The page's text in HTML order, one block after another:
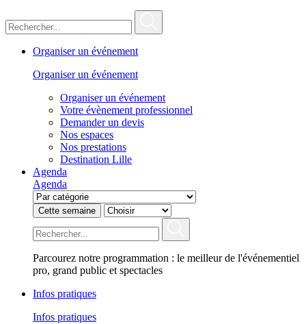
Organiser un événement
Organiser un événement
Organiser un événement
Votre évènement professionnel
Demander un devis
Nos espaces
Nos prestations
Destination Lille
Agenda
Agenda
Cette semaine
Parcourez notre programmation : le meilleur de l'événementiel
pro, grand public et spectacles
Infos pratiques
Infos pratiques